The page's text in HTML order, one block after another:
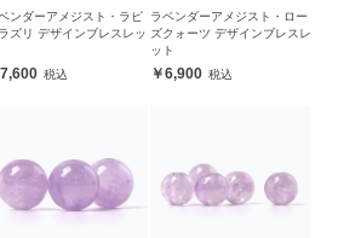
ンダーアメジスト・ラピ
ズリ デザインブレスレッ
7,600
ラベンダーアメジスト・ロー
ズクォーツ デザインブレスレ
ット
6,900